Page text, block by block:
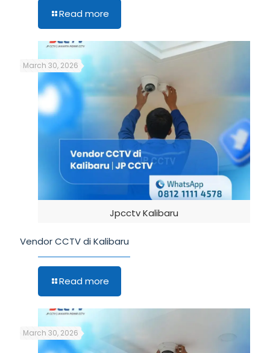
Read more
Jpcctv Kalibaru
March 30, 2026
Vendor CCTV di Kalibaru
Read more
March 30, 2026